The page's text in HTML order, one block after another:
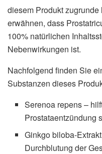
diesem Produkt
erwähnen, dass
100% natürlichen
Nebenwirkungen ist.
Nachfolgend finden Sie
Substanzen dieses
Serenoa repens –
Prostataentzündung
Ginkgo biloba-
Durchblutung der